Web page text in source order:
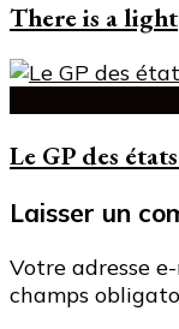
There is a light
Le GP des
Laisser un
Votre adresse
champs